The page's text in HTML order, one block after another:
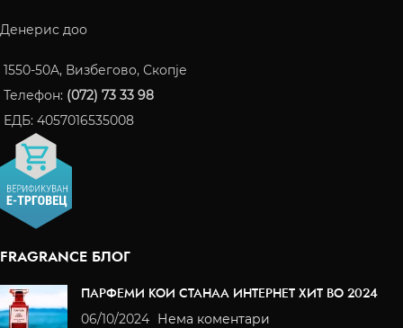
Денерис доо
1550-50A, Визбегово, Скопје
Телефон: (072) 73 33 98
ЕДБ: 4057016535008
FRAGRANCE БЛОГ
ПАРФЕМИ КОИ СТАНАА ИНТЕРНЕТ ХИТ ВО 2024
06/10/2024 Нема коментари